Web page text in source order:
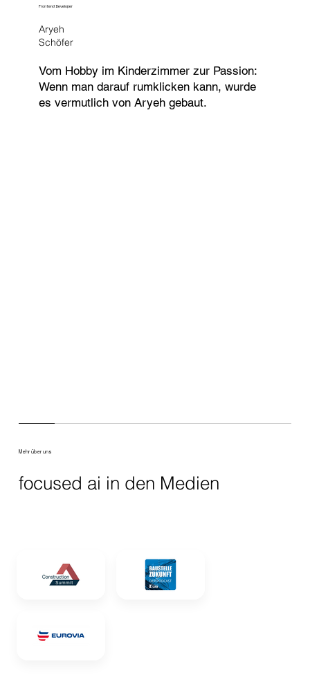
Mehr über uns
focused ai in den Medien
Frontend Developer
Aryeh
Schöfer
Vom Hobby im Kinderzimmer zur Passion:
Wenn man darauf rumklicken kann, wurde
es vermutlich von Aryeh gebaut.